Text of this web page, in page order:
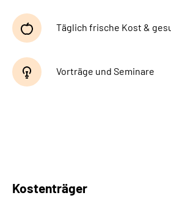
Täglich frische Kost &
Vorträge und Seminare
Kostenträger